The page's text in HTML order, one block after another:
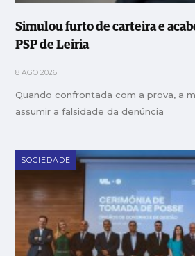
Simulou furto de carteira e
PSP de Leiria
8 AGO 2026
Quando confrontada com a prova, a
assumir a falsidade da denúncia
SOCIEDADE